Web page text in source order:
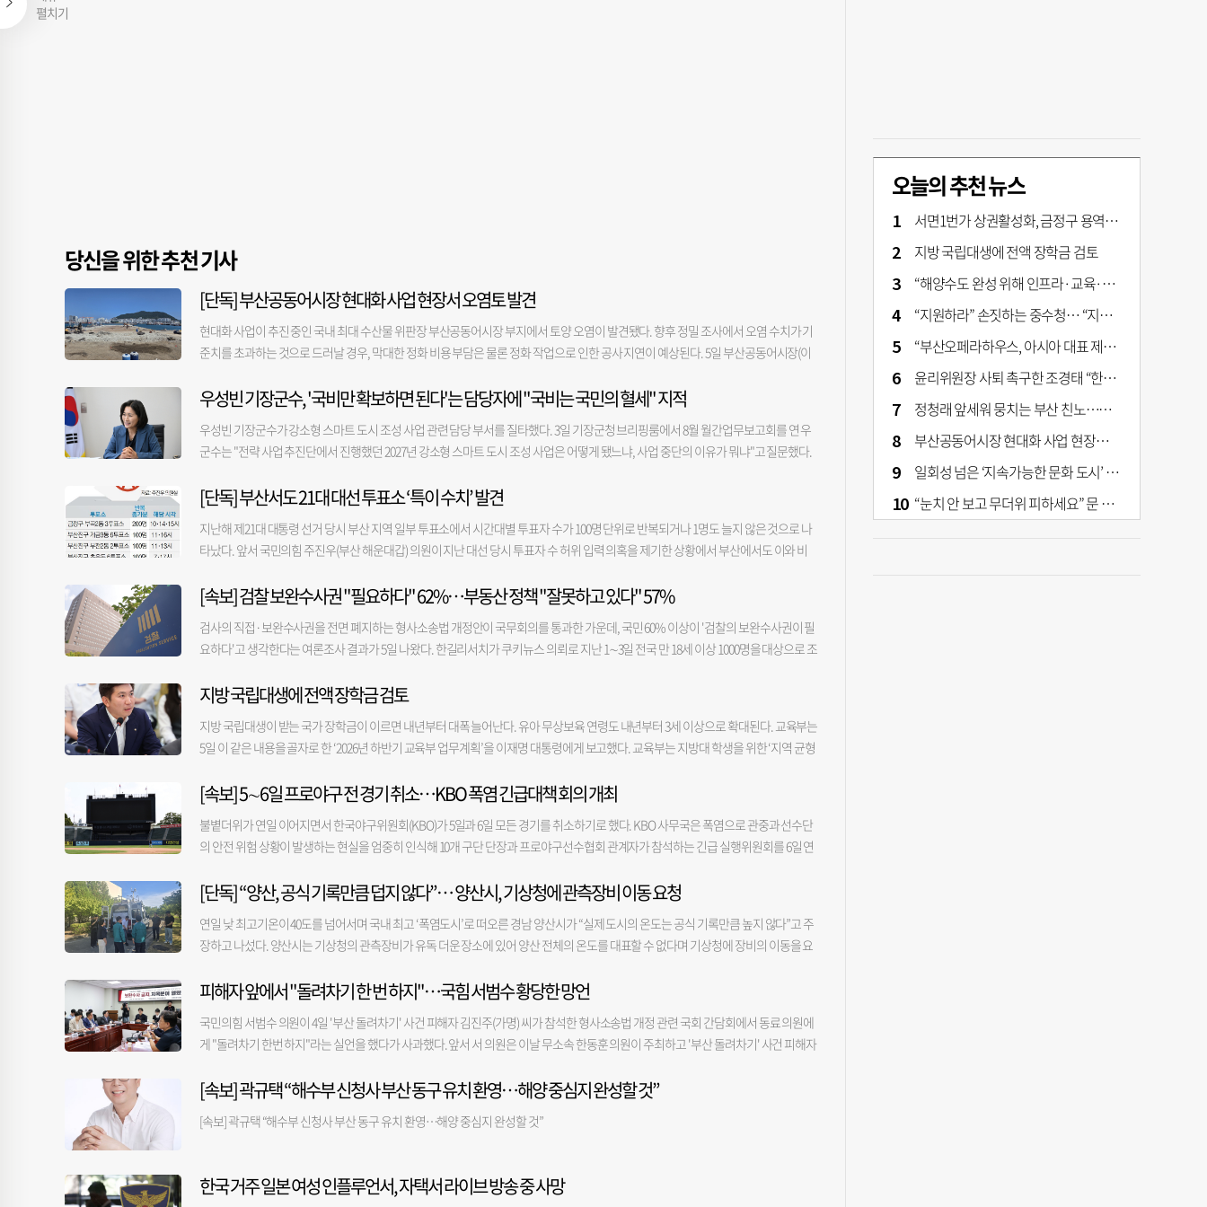
펼치기
당신을 위한 추천 기사
[단독] 부산공동어시장 현대화 사업 현장서 오염토 발견
현대화 사업이 추진 중인 국내 최대 수산물 위판장 부산공동어시장 부지에서 토양 오염이 발견됐다. 향후 정밀 조사에서 오염 수치가 기
준치를 초과하는 것으로 드러날 경우, 막대한 정화 비용 부담은 물론 정화 작업으로 인한 공사 지연이 예상된다. 5일 부산공동어시장(이
중 오염된 것으로 추정되는 토양을 발견했다. 시공사는 자체적으로 2곳에서 시료를 채취해 토질 조사를 진행한 뒤 해당 결과를 부산시
공식 신고할 예정이다. 해당 부지 오염의 기준치 초과여부는 정밀조사 결과에 따라 확정된다. 서구청에 오염 신고가 접수되면 서구청의
지시로 전문 용역사가 정밀 토양오염 조사를 진행하게 되는데, 오염 정도가 토양환경보전법상 기준치를 초과하는지 여부는 해당 부지
다. 시공사 관계자는 “해당 부지가 3지역으로 분류되면 기준 내에 들 수 있지만, 2지역으로 분류될 경우 기준치를 넘어설 가능성이 있
다”며 “해당 지역 분류는 관할 구청이 판단한다. 아직 공사 지연 등을 논할 단계는 아니다”고 설명했다. 이번 오염은 과거 어선 급유를 위
해 어시장 건물 지하에 묻혀있던 송유관에서 기름이 유출돼 발생한 것으로 추정된다. 문제는 해당 오염 수치가 지역별 기준치를 넘겼을
가피하다. 수억 원으로 추정되는 정화 비용 역시 기존 현대화 사업비에 포함돼 있지 않은 데다, 관련 법상 오염 원인자가 비용을 부담해야
해 원인 규명을 둘러싼 갈등으로 시일이 소요될 가능성도 크다. 현재는 구청 공식 신고 전 단계로 1단계 공사는 진행 중이다. 부산공동어
시장 현대화 사업은 전체 위판장 면적의 약 38.9%(1만 6800㎡)를 차지하는 1단계 부지(우측 본관·돌제)를 시작으로, 2단계(업무시설·중
앙 위판장), 3단계(좌측 본관·돌제)로 나누어 순차적으로 추진된다. 당초 계획대로라면 2029년 말에서 2030년 초 최종 준공될 예정이었
10%)이 투입되는 부산공동어시장 현대화 사업은 서구 남부민동 부지에 연면적 6만 1971㎡(지하 1층~지상 5층)의 신축 건물을 건립하는
대형 프로젝트다. 어시장 측은 5일 기준 기존 2개 지점에 더해 추가 1개 지점에 대한 토질 조사를 의뢰했으며, 결과가 나오는 대로 서구청
에 신고할 계획이다. 어시장 관계자는 “오염 추정 흙이 해당 공사 부지에서 확인된 것은 맞지만, 최종 기준치 초과 여부는 정밀 조사 결과
우성빈 기장군수, '국비만 확보하면 된다'는 담당자에 "국비는 국민의 혈세" 지적
우성빈 기장군수가 강소형 스마트 도시 조성 사업 관련 담당 부서를 질타했다. 3일 기장군청 브리핑룸에서 8월 월간업무보고회를 연 우
군수는 "전략 사업 추진단에서 진행했던 2027년 강소형 스마트 도시 조성 사업은 어떻게 됐느냐, 사업 중단의 이유가 뭐냐"고 질문했다.
업"이라고 말했다. 우 군수는 "가장 큰 예산을 차지하는 부분이 용궁사 들어가는 입구에 전기차가 다닐 수 있는 다른 차선을 확보해 관광
다"고 회상했다. 이어 "용궁사에 직접 가보니 담당 팀장님은 '안되네요. 차선이 안 나오겠네요'라고 했다"면서 "그래서 '사업이 안되는데
어떻게 국비를 받고 군비를 투입시키겠느냐. 중단하라'고 말하니 '다른 사업으로 돌리면 된다. 국비만 확보하면 된다'고 계속 우겼다"고
따내는 것이 공모 사업"이라고 질타했다. 또 "무작정 국비 80억, 군비 80억을 넣어서 기존에 공모했던 사업과 전혀 다른 사업으로 진행을
하면 되겠느냐. 국비는 국민의 혈세 아니냐. 그래서 사업이 중단된 것"이라고 강조했다. 우 군수는 "'왜 (사업을) 결재 안 했느냐'며 저한테
책임을 전가하는 분들이 있다. 이건 사업 자체가, 공모 자체가 잘못된 사업"이라며 "돈만 받아오면 되는게 아니다"라고 지적했다. 그러면
첫 업무보고회부터 보고회 전 과정을 유튜브 채널 '기장군TV(업무보고)'를 통해 공개하고 있다.
[단독] 부산서도 21대 대선 투표소 ‘특이 수치’ 발견
지난해 제21대 대통령 선거 당시 부산 지역 일부 투표소에서 시간대별 투표자 수가 100명 단위로 반복되거나 1명도 늘지 않은 것으로 나
타났다. 앞서 국민의힘 주진우(부산 해운대갑) 의원이 지난 대선 당시 투표자 수 허위 입력 의혹을 제기한 상황에서 부산에서도 이와 비
한 결과, 부산 914개 투표소 가운데 시간당 투표 증가분이 100명이나 200명으로 두 차례 이상 반복된 곳은 8곳이었다. 100명 단위 투표자
것으로 입력됐다. 연제구 연산4동 제1투표소는 오전 7시와 오후 1시, 수영구 망미1동 제5투표소는 오전 10시와 낮 12시에 100명씩 늘었
다. 다만 대부분 서로 떨어진 시간대에 나타났다. 한 시간 이상 투표자 수가 한 명도 늘지 않은 것으로 기록된 투표소도 11곳이었다. 해운
는데, 제1투표소만 유일하게 오후 7시 투표자 수가 0명으로 집계됐다. 주 의원은 지난 2일 국회 기자회견에서 제21대 대선 당시 전국 109
개 투표소의 시간대별 투표자 수가 비정상적으로 입력됐다며 조사를 촉구했다. 부산 각 구·군 선관위에 따르면 시간대별 투표자 수는 각
투표소가 투표용지 일련번호 등을 토대로 누적 인원을 계산해 읍면동에 보고하고, 읍면동 담당자가 선거관리시스템에 투표자 수를 입
선 투표까지도 수사 범위가 확대될 가능성이 있다"며 "이 때문에 대선 당시 투표자 수 입력 누락이나 오기 등에 대해 답변하기 어렵다"고
말했다.
[속보] 검찰 보완수사권 "필요하다" 62%…부동산 정책 "잘못하고 있다" 57%
검사의 직접·보완수사권을 전면 폐지하는 형사소송법 개정안이 국무회의를 통과한 가운데, 국민 60% 이상이 '검찰의 보완수사권이 필
요하다'고 생각한다는 여론조사 결과가 5일 나왔다. 한길리서치가 쿠키뉴스 의뢰로 지난 1∼3일 전국 만 18세 이상 1000명을 대상으로 조
검사의 보완수사권이 필요하다는 응답은 지지 정당이나 정치 성향과 관계없이 과반을 차지했다. 더불어민주당 지지층에선 53.8%, 국민
지지층에서는 22.4%였다. 정치 성향별로는 진보층의 52.0%, 보수층의 69.9%가 보완수사권이 필요하다고 봤다. 중도층에서는 필요하
다는 응답이 70.5%로 가장 높았다. 국민 절반 가량은 검찰을 신뢰하지 않지만, 경찰 신뢰도는 이보다도 더 낮은 것으로도 조사됐다. '검
다'는 응답은 55.2%로 과반을 기록했다. 앞서 국회는 더불어민주당 주도로 지난달 31일 검찰의 수사권을 완전 폐지하는 형사소송법 개
정안을 의결했다. 이 법안은 이재명 대통령이 주재한 전날 국무회의도 통과했다. 한편 이재명 정부의 부동산 정책에 대해선 '잘못하고 있
다'는 부정 평가가 57.6%로 나타났다. 긍정 평가는 35.6%, '잘 모름'은 6.8%였다. 부정 평가 응답자를 연령대별로 보면 30대가 70.4%로
부정 평가 비율이 가장 높았고 부산·울산·경남 62.0%, 서울 60.3%, 인천·경기 59.3%가 뒤를 이었다. 이번 조사는 유·무선 임의전화걸
기(RDD) 방식으로 표본을 추출해 3.6%는 유선 전화면접, 96.4%는 무선 자동응답시스템(ARS) 방식으로 진행됐다. 표본오차는 95% 신뢰
수준에 ±3.1%포인트다. 기타 자세한 내용은 중앙선거여론조사심의위원회 홈페이지를 참조하면 된다.
지방 국립대생에 전액 장학금 검토
지방 국립대생이 받는 국가 장학금이 이르면 내년부터 대폭 늘어난다. 유아 무상보육 연령도 내년부터 3세 이상으로 확대된다. 교육부는
5일 이 같은 내용을 골자로 한 ‘2026년 하반기 교육부 업무계획’을 이재명 대통령에게 보고했다. 교육부는 지방대 학생을 위한 ‘지역 균형
안도 검토 중이다. 이달 중 도입 시기와 대상 등을 확정해 발표할 예정으로, 이르면 이번 장학금 정책은 2027학번부터 적용된다. 또 지역
대에는 학교당 1000억 원의 예산이 투입된다. 기업이 요구하는 ‘5극 3특 지역인재’를 대학이 신속히 양성할 수 있도록 지역협약 정원제와
인재 양성 신속트랙제도 신설한다. 아울러 교육부는 생애초기 돌봄교육 지원을 강화하는 차원에서 유아 무상보육을 내년부터 3∼5세로
준 45.8%인 공공보육 이용률을 2030년까지 55%로 올리겠다는 목표다. 또 교실 현장에서 AI 평가 지원 시스템도 2029년까지 도입한다.
[속보] 5∼6일 프로야구 전 경기 취소…KBO 폭염 긴급대책 회의 개최
불볕더위가 연일 이어지면서 한국야구위원회(KBO)가 5일과 6일 모든 경기를 취소하기로 했다. KBO 사무국은 폭염으로 관중과 선수단
의 안전 위험 상황이 발생하는 현실을 엄중히 인식해 10개 구단 단장과 프로야구선수협회 관계자가 참석하는 긴급 실행위원회를 6일 연
예정이며, 종합 대책이 수립될 때까지 5∼6일 프로야구 1, 2군 전 경기를 취소하기로 했다. 이로써 올해 폭염으로 취소된 경기는 15경기로
의보가 내려졌을 땐 경기를 정상 개최하고, 폭염 경보가 발효되면 홈 구단의 의견을 반영해 최대 1시간까지 경기를 늦게 시작하도록 했
다. 기상청이 올해 신설한 최고 수준의 폭염중대경보가 발효됐다면 안전을 최우선으로 생각해 경기를 오후 1시 이전에 취소할 예정이라
어스(서울 잠실구장), kt wiz-KIA 타이거즈(광주 기아챔피언스필드) 경기가 폭염중대경보 발효에 따라 취소된 첫 사례다. 그러나 인천
SSG랜더스필드에서 열린 LG 트윈스와 SSG 랜더스의 경기 중 기저질환이 있던 한 관중이 온열질환 증세를 보이며 경기 막판 쓰러져 들
것에 실려 나가는 응급 상황이 발생하자 KBO 사무국은 안전 최우선을 앞세워 폭염 대책을 전면적으로 재검토하기로 했다.
[단독] “양산, 공식 기록만큼 덥지 않다”… 양산시, 기상청에 관측장비 이동 요청
연일 낮 최고기온이 40도를 넘어서며 국내 최고 ‘폭염도시’로 떠오른 경남 양산시가 “실제 도시의 온도는 공식 기록만큼 높지 않다”고 주
장하고 나섰다. 양산시는 기상청의 관측장비가 유독 더운 장소에 있어 양산 전체의 온도를 대표할 수 없다며 기상청에 장비의 이동을 요
비를 찾아 현장 점검을 실시했다. 이날 점검은 지난달 29일부터 양산지역 낮 최고기온이 40도를 웃도는 상황이 이어지면서 관측자료의
산시는 당시 기상청 관계자들에게 관측장비의 위치 이동을 요청한 것으로 알려졌다. 또 다른 기상청 관측지점의 기온 자료를 함께 활용
하는 방안도 검토해달라고 요구했다. 양산시는 기상청 관측장비가 설치된 동면 수질정화공원의 주변 환경이 2008년 설치 당시에 비해
시화가 진행됐다는 것. 이러한 환경 변화가 지표면 온도와 복사열 등에 영향을 미쳐 계측 온도가 크게 높아질 수 있다는 것이 양산시의 주
장이다. 양산시는 이곳 관측장비에서 계측된 온도가 시내 다른 장비에서 계측된 온도보다 상대적으로 1~3도 정도 높다고 설명한다. 현재
은 기간 기상청이 상북면 좌삼초등 인근에 설치한 관측장비는 36.8도, 37.7도, 38.7도, 39.0도, 41.0도를 기록했다. 심지어 동면 수질정화공
피해자 앞에서 "돌려차기 한 번 하지"…국힘 서범수 황당한 망언
국민의힘 서범수 의원이 4일 '부산 돌려차기' 사건 피해자 김진주(가명) 씨가 참석한 형사소송법 개정 관련 국회 간담회에서 동료 의원에
게 "돌려차기 한번 하지"라는 실언을 했다가 사과했다. 앞서 서 의원은 이날 무소속 한동훈 의원이 주최하고 '부산 돌려차기' 사건 피해자
알려져 논란이 일었다. 이에 서 의원은 이날 페이스북에 사과문을 올려 "오늘 보완수사권 폐지 관련 긴급 토론회 시작 전, 제가 실언을 했
된다는 절박한 마음으로 마련된 자리였다. 그런 자리에 함께 한 사람으로서 스스로 그 무게를 지키지 못했다"며 "피해자분께서 허락해
였던 진 의원도 입장문을 내고 "토론회 시작 전 저의 부적절한 발언으로 상처받으신 피해자님과 참석자 여러분, 국민께 진심으로 사죄드
린다"며 "이번 일을 계기로 피해자의 아픔을 더욱 깊이 헤아리고, 공인의 말 한마디가 갖는 무게를 다시 한번 되새기겠다"고 밝혔다. '돌
[속보] 곽규택 “해수부 신청사 부산 동구 유치 환영…해양 중심지 완성할 것”
[속보] 곽규택 “해수부 신청사 부산 동구 유치 환영…해양 중심지 완성할 것”
한국 거주 일본 여성 인플루언서, 자택서 라이브 방송 중 사망
오늘의 추천 뉴스
서면1번가 상권활성화, 금정구 용역 그대로 ‘복붙’
지방 국립대생에 전액 장학금 검토
“해양수도 완성 위해 인프라·교육·세제 등 전방위 지원”…부산해양수도특별법’ 개정안 발의
“지원하라” 손짓하는 중수청… “지켜보자” 머뭇대는 검찰
“부산오페라하우스, 아시아 대표 제작 극장 지향해야”
윤리위원장 사퇴 촉구한 조경태 “한동훈 제명 철회해야”
정청래 앞세워 뭉치는 부산 친노…전대 결과가 부산 민주 세력 판도 바꾼다
부산공동어시장 현대화 사업 현장서 오염토 발견
일회성 넘은 ‘지속가능한 문화 도시’ 원동력은 시민 지지 [부산은 열려 있다]
“눈치 안 보고 무더위 피하세요” 문 활짝 연 은행·마트